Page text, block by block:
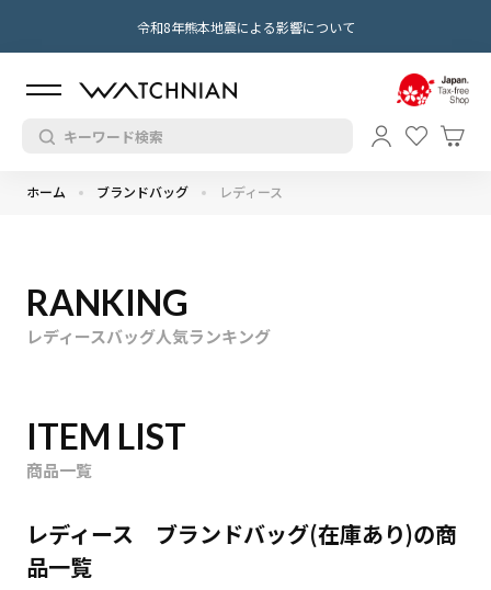
令和8年熊本地震による影響について
ホーム ブランドバッグ レディース
RANKING
レディースバッグ人気ランキング
ITEM LIST
商品一覧
レディース ブランドバッグ(在庫あり)の商
品一覧